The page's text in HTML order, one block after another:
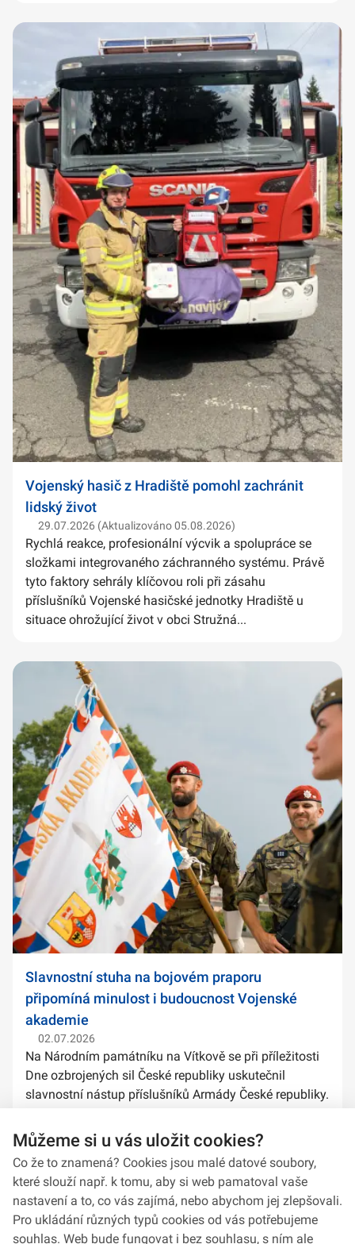
Vojenský hasič z Hradiště pomohl zachránit
lidský život
29.07.2026 (Aktualizováno 05.08.2026)
Rychlá reakce, profesionální výcvik a spolupráce se
složkami integrovaného záchranného systému. Právě
tyto faktory sehrály klíčovou roli při zásahu
příslušníků Vojenské hasičské jednotky Hradiště u
situace ohrožující život v obci Stružná...
Slavnostní stuha na bojovém praporu
připomíná minulost i budoucnost Vojenské
akademie
02.07.2026
Na Národním památníku na Vítkově se při příležitosti
Dne ozbrojených sil České republiky uskutečnil
slavnostní nástup příslušníků Armády České republiky.
stuh na bojové prapory vybranýc...
Můžeme si u vás uložit cookies?
Co že to znamená? Cookies jsou malé datové soubory,
které slouží např. k tomu, aby si web pamatoval vaše
nastavení a to, co vás zajímá, nebo abychom jej zlepšovali.
Pro ukládání různých typů cookies od vás potřebujeme
souhlas. Web bude fungovat i bez souhlasu, s ním ale